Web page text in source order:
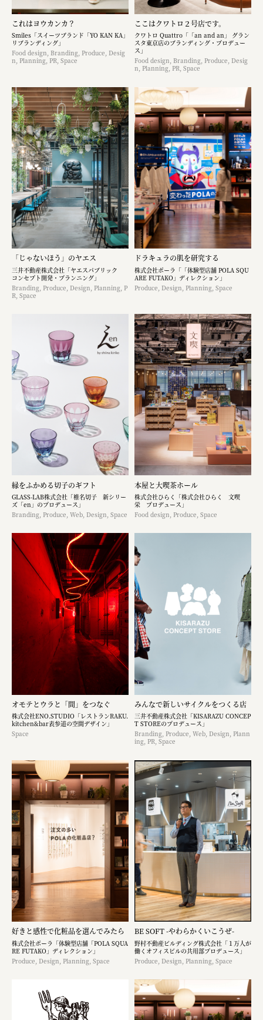
これはヨウカンカ？
Smiles「スイーツブランド「YO KAN KA」
リブランディング」
Food design, Branding, Produce, Desig
n, Planning, PR, Space
ここはクワトロ２号店です。
クワトロ Quattro「「an and an」 グラン
スタ東京店のブランディング・プロデュー
ス」
Food design, Branding, Produce, Desig
n, Planning, PR, Space
「じゃないほう」のヤエス
三井不動産株式会社「ヤエスパブリック
コンセプト開発・プランニング」
Branding, Produce, Design, Planning, P
R, Space
ドラキュラの肌を研究する
株式会社ポーラ「「体験型店舗 POLA SQU
ARE FUTAKO」ディレクション」
Produce, Design, Planning, Space
縁をふかめる切子のギフト
GLASS-LAB株式会社「椎名切子 新シリー
ズ「en」のプロデュース」
Branding, Produce, Web, Design, Space
本屋と大喫茶ホール
株式会社ひらく「株式会社ひらく 文喫
栄 プロデュース」
Food design, Produce, Space
オモテとウラと「間」をつなぐ
株式会社ENO.STUDIO「レストランRAKU.
kitchen&bar表参道の空間デザイン」
Space
みんなで新しいサイクルをつくる店
三井不動産株式会社「KISARAZU CONCEP
T STOREのプロデュース」
Branding, Produce, Web, Design, Plann
ing, PR, Space
好きと感性で化粧品を選んでみたら
株式会社ポーラ「体験型店舗「POLA SQUA
RE FUTAKO」ディレクション」
Produce, Design, Planning, Space
BE SOFT -やわらかくいこうぜ-
野村不動産ビルディング株式会社「１万人が
働くオフィスビルの共用部プロデュース」
Produce, Design, Planning, Space